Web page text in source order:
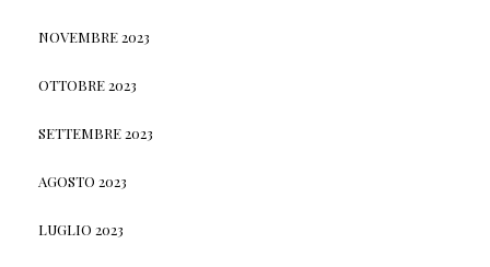
NOVEMBRE 2023
OTTOBRE 2023
SETTEMBRE 2023
AGOSTO 2023
LUGLIO 2023